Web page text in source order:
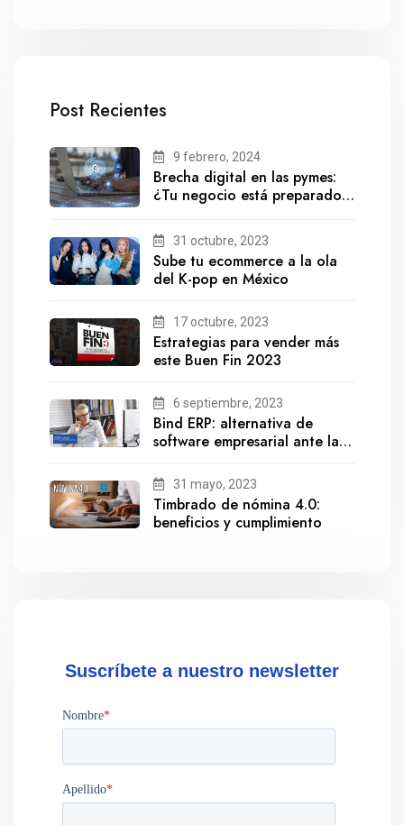
Post Recientes
9 febrero, 2024
Brecha digital en las pymes:
¿Tu negocio está preparado
31 octubre, 2023
Sube tu ecommerce a la ola
del K-pop en México
17 octubre, 2023
Estrategias para vender más
este Buen Fin 2023
6 septiembre, 2023
Bind ERP: alternativa de
software empresarial ante la
31 mayo, 2023
Timbrado de nómina 4.0:
beneficios y cumplimiento
Suscríbete a nuestro newsletter